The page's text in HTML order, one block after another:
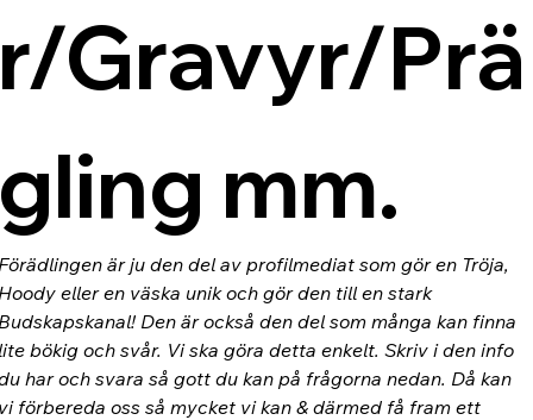
Gravyr/Prä
mm.
är ju den del av profilmediat som gör en Tröja,
eller en väska unik och gör den till en stark
Den är också den del som många kan finna
bökig och svår. Vi ska göra detta enkelt. Skriv i den info
har och svara så gott du kan på frågorna nedan. Då kan
förbereda oss så mycket vi kan & därmed få fram ett